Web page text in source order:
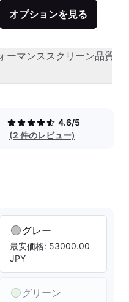
オプションを見る
ーマンススクリーン品質
4.6/5
(2 件のレビュー)
グレー
最安価格: 53000.00
JPY
グリーン